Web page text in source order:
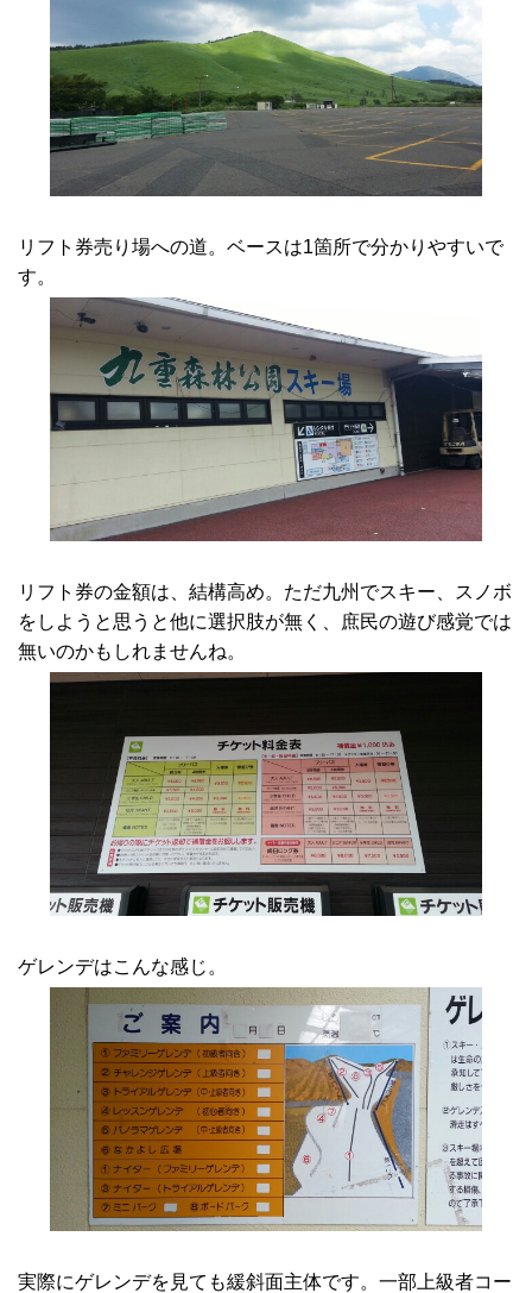
リフト券売り場への道。ベースは1箇所で分かりやすいで
す。
リフト券の金額は、結構高め。ただ九州でスキー、スノボ
をしようと思うと他に選択肢が無く、庶民の遊び感覚では
無いのかもしれませんね。
ゲレンデはこんな感じ。
実際にゲレンデを見ても緩斜面主体です。一部上級者コー